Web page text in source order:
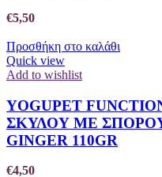
€5,50
Προσθήκη στο καλάθι
Quick view
Add to wishlist
YOGUPET
ΣΚΥΛΟΥ ΜΕ
GINGER 110GR
€4,50